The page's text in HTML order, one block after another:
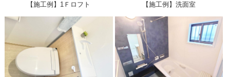
【施工例】1Ｆロフト 【施工例】洗面室